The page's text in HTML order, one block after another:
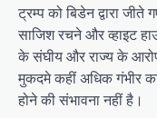
ट्रम्प को बिडेन द्वारा
साजिश रचने और व्हाइट
के संघीय और राज्य के
मुकदमे कहीं अधिक गंभीर
होने की संभावना नहीं है।